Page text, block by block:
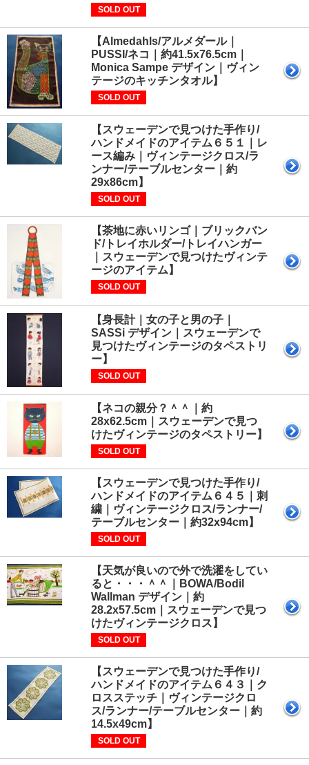
SOLD OUT
【Almedahls/アルメダール｜
PUSSI/ネコ｜約41.5x76.5cm｜
Monica Sampe デザイン｜ヴィン
テージのキッチンタオル】
SOLD OUT
【スウェーデンで見つけた手作り/
ハンドメイドのアイテム６５１｜レ
ース編み｜ヴィンテージクロス/ラ
ンナー/テーブルセンター｜約
29x86cm】
SOLD OUT
【茶地に赤いリンゴ｜ブリックバン
ド/トレイホルダー/トレイハンガー
｜スウェーデンで見つけたヴィンテ
ージのアイテム】
SOLD OUT
【身長計｜女の子と男の子｜
SASSi デザイン｜スウェーデンで
見つけたヴィンテージのタペストリ
ー】
SOLD OUT
【ネコの親分？＾＾｜約
28x62.5cm｜スウェーデンで見つ
けたヴィンテージのタペストリー】
SOLD OUT
【スウェーデンで見つけた手作り/
ハンドメイドのアイテム６４５｜刺
繍｜ヴィンテージクロス/ランナー/
テーブルセンター｜約32x94cm】
SOLD OUT
【天気が良いので外で洗濯をしてい
ると・・・＾＾｜BOWA/Bodil
Wallman デザイン｜約
28.2x57.5cm｜スウェーデンで見つ
けたヴィンテージクロス】
SOLD OUT
【スウェーデンで見つけた手作り/
ハンドメイドのアイテム６４３｜ク
ロスステッチ｜ヴィンテージクロ
ス/ランナー/テーブルセンター｜約
14.5x49cm】
SOLD OUT